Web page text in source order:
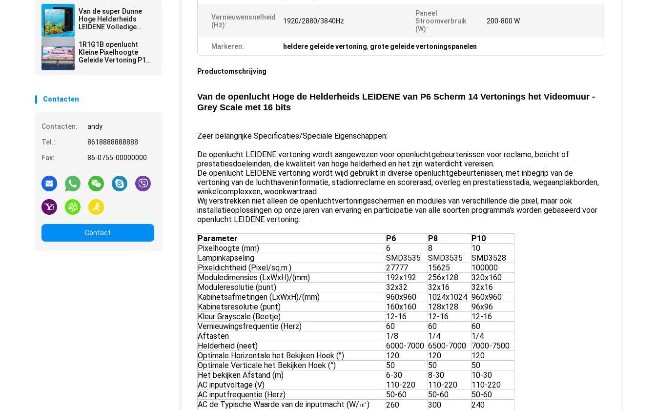
Van de super Dunne
Hoge Helderheids
LEIDENE Volledige
P10 Vertonings de
Videomuur
1R1G1B openlucht
Kleine Pixelhoogte
Geleide Vertoning P10
Contacten
Contacten:
andy
Tel.:
8618888888888
Fax:
86-0755-00000000
Contact
Vernieuwensnelheid
(Hz):
1920/2880/3840Hz
Paneel
Stroomverbruik
(W):
200-800 W
Markeren: heldere geleide vertoning, grote geleide vertoningspanelen
Productomschrijving
Van de openlucht Hoge de Helderheids LEIDENE van P6 Scherm 14 Vertonings het Videomuur -
Grey Scale met 16 bits
Zeer belangrijke Specificaties/Speciale Eigenschappen:
De openlucht LEIDENE vertoning wordt aangewezen voor openluchtgebeurtenissen voor reclame, bericht of
prestatiesdoeleinden, die kwaliteit van hoge helderheid en het zijn waterdicht vereisen.
De openlucht LEIDENE vertoning wordt wijd gebruikt in diverse openluchtgebeurtenissen, met inbegrip van de
vertoning van de luchthaveninformatie, stadionreclame en scoreraad, overleg en prestatiesstadia, wegaanplakborden,
winkelcomplexxen, woonkwartraad
Wij verstrekken niet alleen de openluchtvertoningsschermen en modules van verschillende die pixel, maar ook
installatieoplossingen op onze jaren van ervaring en participatie van alle soorten programma's worden gebaseerd voor
openlucht LEIDENE vertoning.
Parameter P6 P8
P10
Pixelhoogte (mm)
6 8
10
Lampinkapseling
SMD3535 SMD3535
SMD3528
Pixeldichtheid (Pixel/sq.m.)
27777 15625
100000
Moduledimensies (LxWxH)/(mm)
192x192 256x128
320x160
Moduleresolutie (punt)
32x32 32x16
32x16
Kabinetsafmetingen (LxWxH)/(mm)
960x960 1024x1024 960x960
Kabinetsresolutie (punt)
160x160 128x128
96x96
Kleur Grayscale (Beetje)
12-16 12-16
12-16
Vernieuwingsfrequentie (Herz)
60 60
60
Aftasten
1/8 1/4
1/4
Helderheid (neet)
6000-7000 6500-7000
7000-7500
Optimale Horizontale het Bekijken Hoek (°)
120 120
120
Optimale Verticale het Bekijken Hoek (°)
50 50
50
Het bekijken Afstand (m)
6-30 8-30
10-30
AC inputvoltage (V)
110-220 110-220
110-220
AC inputfrequentie (Herz)
50-60 50-60
50-60
AC de Typische Waarde van de inputmacht (W/㎡)
260 300
240